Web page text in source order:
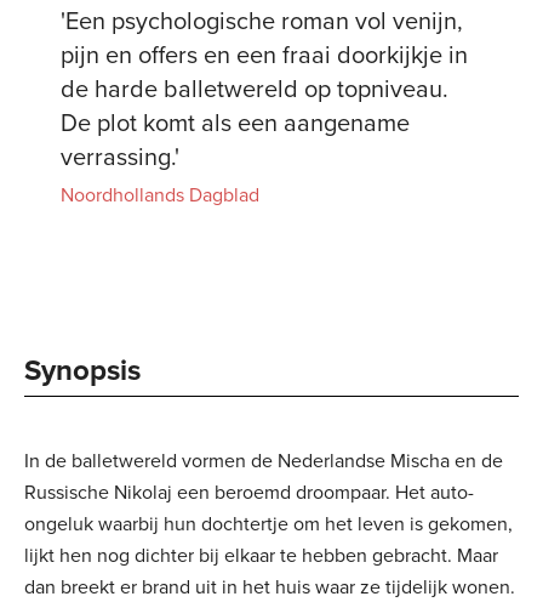
'Een psychologische roman vol venijn,
pijn en offers en een fraai doorkijkje in
de harde balletwereld op topniveau.
De plot komt als een aangename
verrassing.'
Noordhollands Dagblad
Synopsis
In de balletwereld vormen de Nederlandse Mischa en de
Russische Nikolaj een beroemd droompaar. Het auto-
ongeluk waarbij hun dochtertje om het leven is gekomen,
lijkt hen nog dichter bij elkaar te hebben gebracht. Maar
dan breekt er brand uit in het huis waar ze tijdelijk wonen.